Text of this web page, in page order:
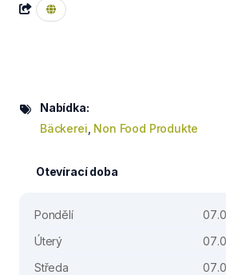
Nabídka:
Bäckerei Non Food Produkte
Otevírací doba
Pondělí
Úterý
Středa